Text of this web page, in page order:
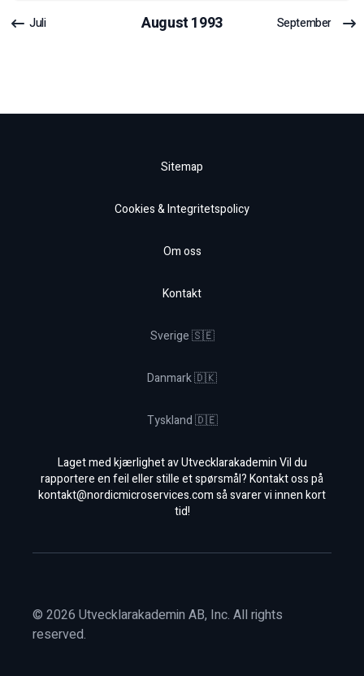
Juli August1993 September
Sitemap
Cookies & Integritetspolicy
Om oss
Kontakt
Sverige 🇸🇪
Danmark 🇩🇰
Tyskland 🇩🇪
Laget med kjærlighet av Utvecklarakademin Vil du
rapportere en feil eller stille et spørsmål? Kontakt oss på
kontakt@nordicmicroservices.comså svarer vi innen kort
tid!
© 2026 Utvecklarakademin AB, Inc. All rights
reserved.